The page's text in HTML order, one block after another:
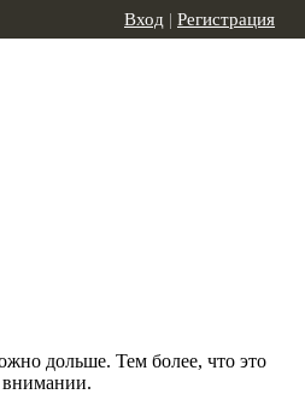
Вход | Регистрация
дольше. Тем более, что это
внимании.